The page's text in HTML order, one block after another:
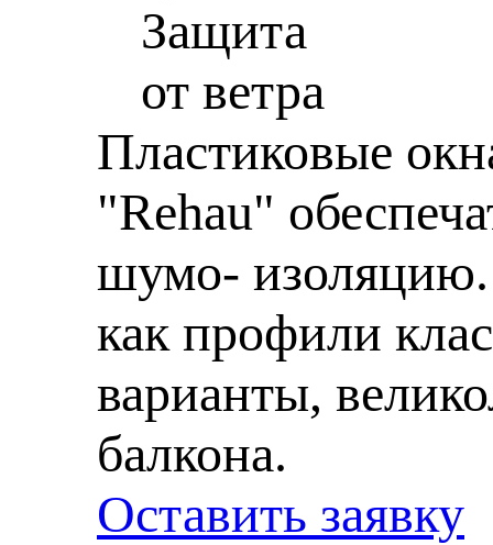
Защита
от ветра
Пластиковые
"Rehau"
шумо- изоляцию.
как профили
варианты,
балкона.
Оставить заявку